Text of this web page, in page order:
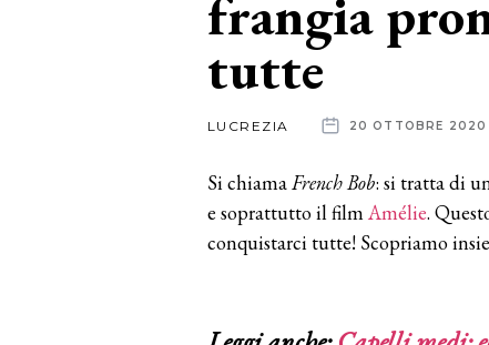
frangia
tutte
LUCREZIA 20 OTTOBRE 2020
Si chiama French Bob: si tratta di
e soprattutto il film Amélie.
conquistarci tutte! Scopriamo